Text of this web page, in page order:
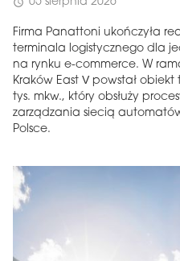
schedule
Firma Panattoni ukończyła
terminala logistycznego dla
na rynku e-commerce. W
Kraków East V powstał
tys. mkw., który obsłuży
zarządzania siecią
Polsce.